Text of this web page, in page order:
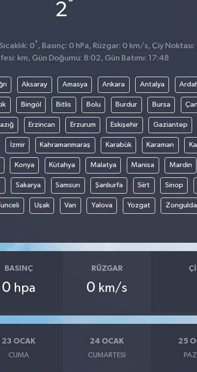
2°
0° , Basınç: 0 hPa, Rüzgar: 0 km/s, Çiy Noktası:
km, Gün Doğumu: 8:02, Gün Batımı: 17:48
Aksaray Amasya Ankara Antalya
Bingöl Bitlis Bolu Burdur Bursa
Erzincan Erzurum Eskişehir Gaziantep
İzmir Kahramanmaraş Karabük Karaman
Konya Kütahya Malatya Manisa Mardin
Sakarya Samsun Şanlıurfa Siirt Sinop
Uşak Van Yalova Yozgat
BASINÇ
0 hpa
RÜZGAR
0 km/s
23 OCAK
CUMA
24 OCAK
CUMARTESI
25